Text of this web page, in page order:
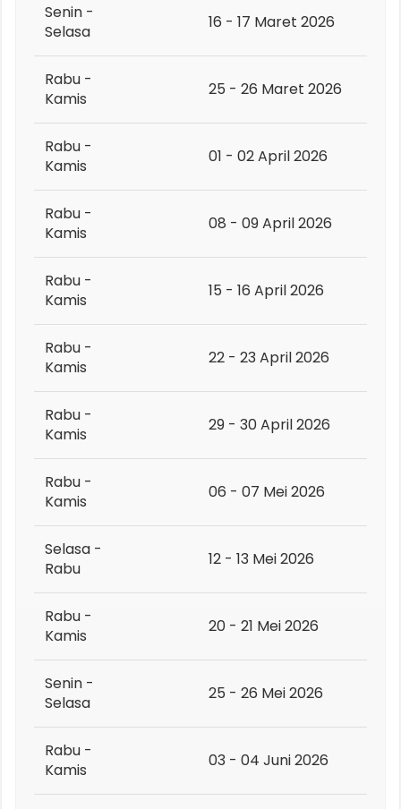
Senin -
Selasa
16 - 17 Maret 2026
Rabu -
Kamis
25 - 26 Maret 2026
Rabu -
Kamis
01 - 02 April 2026
Rabu -
Kamis
08 - 09 April 2026
Rabu -
Kamis
15 - 16 April 2026
Rabu -
Kamis
22 - 23 April 2026
Rabu -
Kamis
29 - 30 April 2026
Rabu -
Kamis
06 - 07 Mei 2026
Selasa -
Rabu
12 - 13 Mei 2026
Rabu -
Kamis
20 - 21 Mei 2026
Senin -
Selasa
25 - 26 Mei 2026
Rabu -
Kamis
03 - 04 Juni 2026